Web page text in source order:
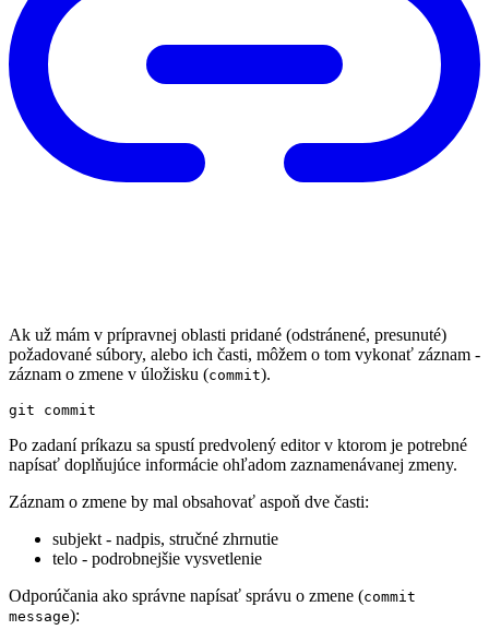
Ak už mám v prípravnej oblasti pridané (odstránené, presunuté)
požadované súbory, alebo ich časti, môžem o tom vykonať záznam -
záznam o zmene v úložisku (commit).
Po zadaní príkazu sa spustí predvolený editor v ktorom je potrebné
napísať doplňujúce informácie ohľadom zaznamenávanej zmeny.
Záznam o zmene by mal obsahovať aspoň dve časti:
subjekt - nadpis, stručné zhrnutie
telo - podrobnejšie vysvetlenie
Odporúčania ako správne napísať správu o zmene (commit
message):